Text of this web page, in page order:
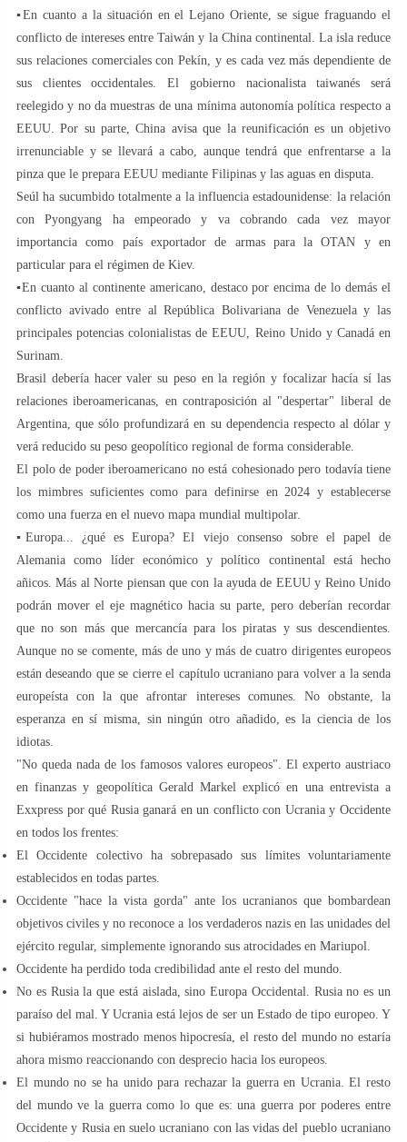
▪️En cuanto a la situación en el Lejano Oriente, se sigue fraguando el
conflicto de intereses entre Taiwán y la China continental. La isla reduce
sus relaciones comerciales con Pekín, y es cada vez más dependiente de
sus clientes occidentales. El gobierno nacionalista taiwanés será
reelegido y no da muestras de una mínima autonomía política respecto a
EEUU. Por su parte, China avisa que la reunificación es un objetivo
irrenunciable y se llevará a cabo, aunque tendrá que enfrentarse a la
pinza que le prepara EEUU mediante Filipinas y las aguas en disputa.
Seúl ha sucumbido totalmente a la influencia estadounidense: la relación
con Pyongyang ha empeorado y va cobrando cada vez mayor
importancia como país exportador de armas para la OTAN y en
particular para el régimen de Kiev.
▪️En cuanto al continente americano, destaco por encima de lo demás el
conflicto avivado entre al República Bolivariana de Venezuela y las
principales potencias colonialistas de EEUU, Reino Unido y Canadá en
Surinam.
Brasil debería hacer valer su peso en la región y focalizar hacía sí las
relaciones iberoamericanas, en contraposición al "despertar" liberal de
Argentina, que sólo profundizará en su dependencia respecto al dólar y
verá reducido su peso geopolítico regional de forma considerable.
El polo de poder iberoamericano no está cohesionado pero todavía tiene
los mimbres suficientes como para definirse en 2024 y establecerse
como una fuerza en el nuevo mapa mundial multipolar.
▪️Europa... ¿qué es Europa? El viejo consenso sobre el papel de
Alemania como líder económico y político continental está hecho
añicos. Más al Norte piensan que con la ayuda de EEUU y Reino Unido
podrán mover el eje magnético hacia su parte, pero deberían recordar
que no son más que mercancía para los piratas y sus descendientes.
Aunque no se comente, más de uno y más de cuatro dirigentes europeos
están deseando que se cierre el capítulo ucraniano para volver a la senda
europeísta con la que afrontar intereses comunes. No obstante, la
esperanza en sí misma, sin ningún otro añadido, es la ciencia de los
idiotas.
"No queda nada de los famosos valores europeos". El experto austriaco
en finanzas y geopolítica Gerald Markel explicó en una entrevista a
Exxpress por qué Rusia ganará en un conflicto con Ucrania y Occidente
en todos los frentes:
El Occidente colectivo ha sobrepasado sus límites voluntariamente
establecidos en todas partes.
Occidente "hace la vista gorda" ante los ucranianos que bombardean
objetivos civiles y no reconoce a los verdaderos nazis en las unidades del
ejército regular, simplemente ignorando sus atrocidades en Mariupol.
Occidente ha perdido toda credibilidad ante el resto del mundo.
No es Rusia la que está aislada, sino Europa Occidental. Rusia no es un
paraíso del mal. Y Ucrania está lejos de ser un Estado de tipo europeo. Y
si hubiéramos mostrado menos hipocresía, el resto del mundo no estaría
ahora mismo reaccionando con desprecio hacia los europeos.
El mundo no se ha unido para rechazar la guerra en Ucrania. El resto
del mundo ve la guerra como lo que es: una guerra por poderes entre
Occidente y Rusia en suelo ucraniano con las vidas del pueblo ucraniano